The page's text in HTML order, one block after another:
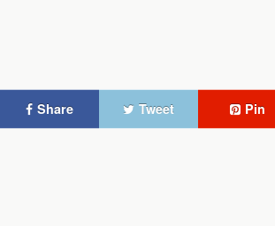
Share Tweet Pin